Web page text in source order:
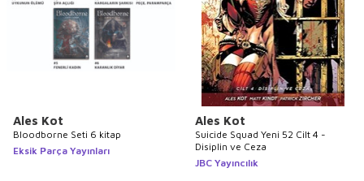
Ales Kot
Bloodborne Seti 6 kitap
Eksik Parça Yayınları
Ales Kot
Suicide Squad Yeni 52 Cilt 4 -
Disiplin ve Ceza
JBC Yayıncılık